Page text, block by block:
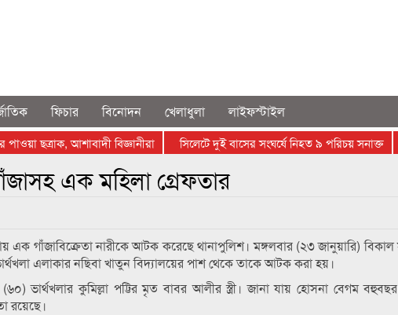
ফিচার বিনোদন খেলাধুলা
লাইফস্টাইল
ছত্রাক, আশাবাদী বিজ্ঞানীরা সিলেটে দুই বাসের সংঘর্ষে নিহত ৯ পরিচয় সনাক্ত
এক মহিলা গ্রেফতার
এক গাঁজাবিক্রেতা নারীকে আটক করেছে থানাপুলিশ। মঙ্গলবার (২৩ জানুয়ারি) বিকাল
এলাকার নছিবা খাতুন বিদ্যালয়ের পাশ থেকে তাকে আটক করা হয়।
ভার্থখলার কুমিল্লা পট্টির মৃত বাবর আলীর স্ত্রী। জানা যায় হোসনা বেগম
রয়েছে।